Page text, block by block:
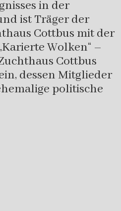
in der
ist Träger der
Cottbus mit der
Wolken“ –
Cottbus
dessen Mitglieder
politische